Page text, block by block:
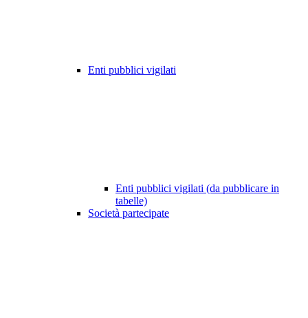
Enti pubblici vigilati
Enti pubblici vigilati (da pubblicare in
tabelle)
Società partecipate